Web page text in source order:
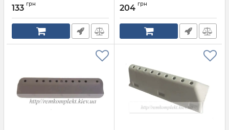
отверстий
Артикул: C00268109
133 грн
отверстий
Артикул: C00065463
204 грн